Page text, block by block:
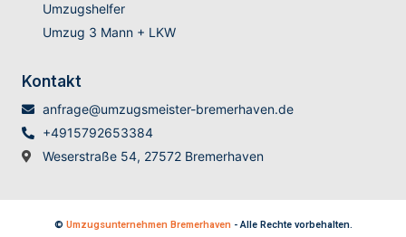
Umzugshelfer
Umzug 3 Mann + LKW
Kontakt
anfrage@umzugsmeister-bremerhaven.de
+4915792653384
Weserstraße 54, 27572 Bremerhaven
© Umzugsunternehmen Bremerhaven - Alle Rechte vorbehalten.